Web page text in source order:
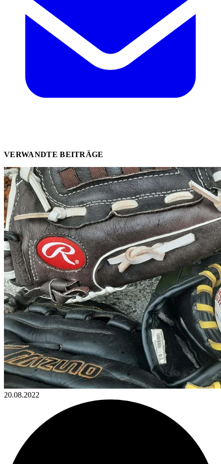
VERWANDTE BEITRÄGE
20.08.2022